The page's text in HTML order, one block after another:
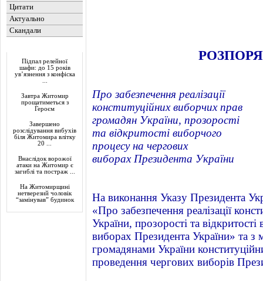
Цитати
Актуально
Скандали
Підпал релейної
шафи: до 15 років
ув’язнення з конфіска
Завтра Житомир
прощатиметься з
Героєм
Завершено
розслідування вибухів
біля Житомира влітку
20 ...
Внаслідок ворожої
атаки на Житомир є
загиблі та постраж ...
На Житомирщині
нетверезий чоловік
“замінував” будинок
Про забезпечення реалізації
конституційних виборчих прав
громадян України, прозорості
та відкритості виборчого
процесу на чергових
виборах Президента України
На виконання Указу Президента
«Про забезпечення реалізації
України, прозорості та
виборах Президента України» та з
громадянами України
проведення чергових виборів